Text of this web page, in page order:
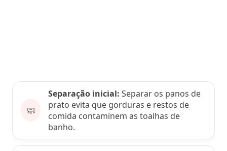
🧼
Separação inicial: Separar os panos de
prato evita que gorduras e restos de
comida contaminem as toalhas de
banho.